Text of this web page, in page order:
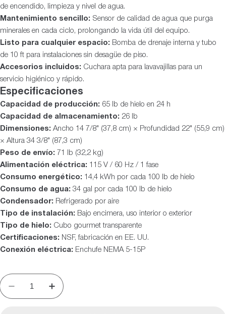
de encendido, limpieza y nivel de agua.
Mantenimiento sencillo: Sensor de calidad de agua que purga
minerales en cada ciclo, prolongando la vida útil del equipo.
Listo para cualquier espacio: Bomba de drenaje interna y tubo
de 10 ft para instalaciones sin desagüe de piso.
Accesorios incluidos: Cuchara apta para lavavajillas para un
servicio higiénico y rápido.
Especificaciones
Capacidad de producción: 65 lb de hielo en 24 h
Capacidad de almacenamiento: 26 lb
Dimensiones: Ancho 14 7/8" (37,8 cm) × Profundidad 22" (55,9 cm)
× Altura 34 3/8" (87,3 cm)
Peso de envío: 71 lb (32,2 kg)
Alimentación eléctrica: 115 V / 60 Hz / 1 fase
Consumo energético: 14,4 kWh por cada 100 lb de hielo
Consumo de agua: 34 gal por cada 100 lb de hielo
Condensador: Refrigerado por aire
Tipo de instalación: Bajo encimera, uso interior o exterior
Tipo de hielo: Cubo gourmet transparente
Certificaciones: NSF, fabricación en EE. UU.
Conexión eléctrica: Enchufe NEMA 5-15P